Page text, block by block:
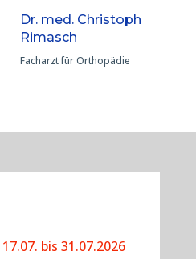
Dr. med. Christoph
Rimasch
Facharzt für Orthopädie
17.07. bis 31.07.2026